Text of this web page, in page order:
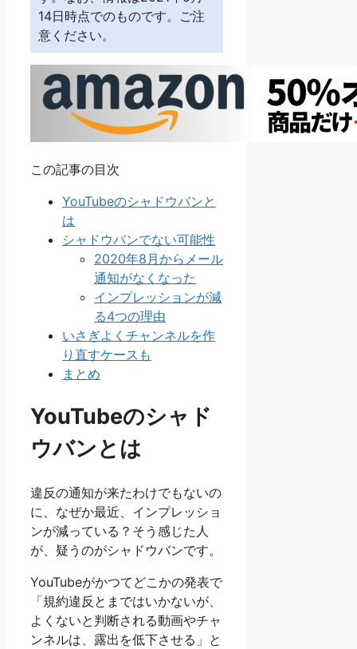
14日時点でのものです。ご注
意ください。
この記事の目次
YouTubeのシャドウバンと
は
シャドウバンでない可能性
2020年8月からメール
通知がなくなった
インプレッションが減
る4つの理由
いさぎよくチャンネルを作
り直すケースも
まとめ
YouTubeのシャド
ウバンとは
違反の通知が来たわけでもないの
に、なぜか最近、インプレッショ
ンが減っている？そう感じた人
が、疑うのがシャドウバンです。
YouTubeがかつてどこかの発表で
「規約違反とまではいかないが、
よくないと判断される動画やチャ
ンネルは、露出を低下させる」と